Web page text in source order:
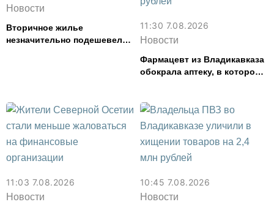
Новости
Вторичное жилье
незначительно подешевело
11:30 7.08.2026
Новости
Фармацевт из Владикавказа
обокрала аптеку, в которой
11:03 7.08.2026
Новости
10:45 7.08.2026
Новости